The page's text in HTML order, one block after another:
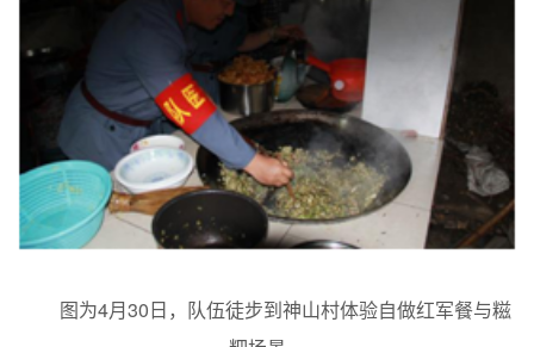
图为4月30日，队伍徒步到神山村体验自做红军餐与糍